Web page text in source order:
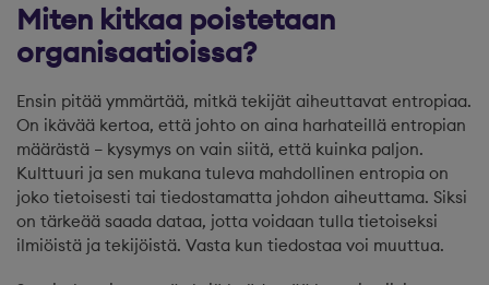
Miten kitkaa poistetaan
organisaatioissa?
Ensin pitää ymmärtää, mitkä tekijät aiheuttavat entropiaa.
On ikävää kertoa, että johto on aina harhateillä entropian
määrästä – kysymys on vain siitä, että kuinka paljon.
Kulttuuri ja sen mukana tuleva mahdollinen entropia on
joko tietoisesti tai tiedostamatta johdon aiheuttama. Siksi
on tärkeää saada dataa, jotta voidaan tulla tietoiseksi
ilmiöistä ja tekijöistä. Vasta kun tiedostaa voi muuttua.